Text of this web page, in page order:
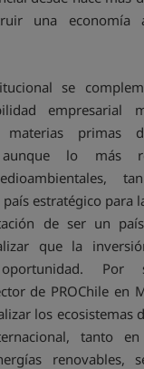
una economía
se
empresarial
primas
aunque lo más
estratégico para
de ser un
que la
oportunidad.
de PROChile en
los ecosistemas
tanto
renovables,